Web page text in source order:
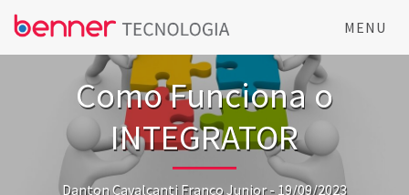
MENU
Como Funciona o
INTEGRATOR
Danton Cavalcanti Franco Junior - 19/09/2023